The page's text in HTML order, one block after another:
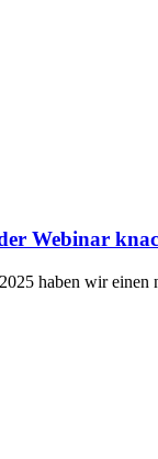
Webinar
haben wir